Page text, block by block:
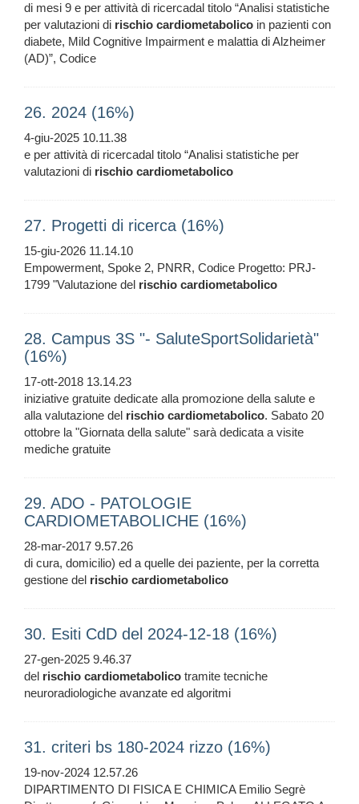
di mesi 9 e per attività di ricercadal titolo “Analisi statistiche
per valutazioni di rischio cardiometabolico in pazienti con
diabete, Mild Cognitive Impairment e malattia di Alzheimer
(AD)”, Codice
26. 2024 (16%)
4-giu-2025 10.11.38
e per attività di ricercadal titolo “Analisi statistiche per
valutazioni di rischio cardiometabolico
27. Progetti di ricerca (16%)
15-giu-2026 11.14.10
Empowerment, Spoke 2, PNRR, Codice Progetto: PRJ-
1799 "Valutazione del rischio cardiometabolico
28. Campus 3S "- SaluteSportSolidarietà"
(16%)
17-ott-2018 13.14.23
iniziative gratuite dedicate alla promozione della salute e
alla valutazione del rischio cardiometabolico. Sabato 20
ottobre la "Giornata della salute" sarà dedicata a visite
mediche gratuite
29. ADO - PATOLOGIE
CARDIOMETABOLICHE (16%)
28-mar-2017 9.57.26
di cura, domicilio) ed a quelle dei paziente, per la corretta
gestione del rischio cardiometabolico
30. Esiti CdD del 2024-12-18 (16%)
27-gen-2025 9.46.37
del rischio cardiometabolico tramite tecniche
neuroradiologiche avanzate ed algoritmi
31. criteri bs 180-2024 rizzo (16%)
19-nov-2024 12.57.26
DIPARTIMENTO DI FISICA E CHIMICA Emilio Segrè